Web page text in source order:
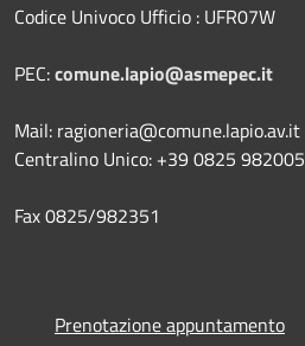
Codice Univoco Ufficio : UFR07W
PEC:comune.lapio@asmepec.it
Mail: ragioneria@comune.lapio.av.it
Centralino Unico: +39 0825 982005
Fax 0825/982351
Prenotazione appuntamento